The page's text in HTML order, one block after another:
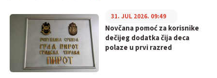
Novčana pomoć za korisnike
dečijeg dodatka čija deca
polaze u prvi razred
31. JUL 2026. 09:49